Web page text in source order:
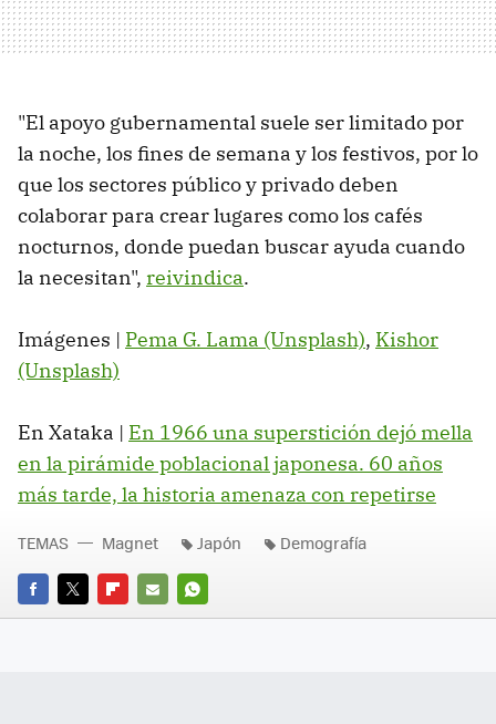
"El apoyo gubernamental suele ser limitado por
la noche, los fines de semana y los festivos, por lo
que los sectores público y privado deben
colaborar para crear lugares como los cafés
nocturnos, donde puedan buscar ayuda cuando
la necesitan", reivindica.
Imágenes | Pema G. Lama (Unsplash), Kishor
(Unsplash)
En Xataka | En 1966 una superstición dejó mella
en la pirámide poblacional japonesa. 60 años
más tarde, la historia amenaza con repetirse
FACEBOOK
TWITTERFLIPBOARD
E-
WHATSAPP
TEMAS Magnet Japón Demografía